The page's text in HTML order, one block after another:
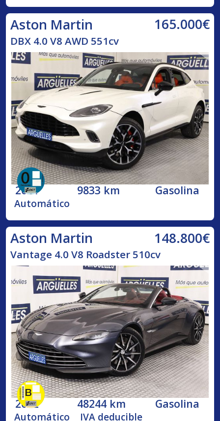
Aston Martin 165.000€
DBX 4.0 V8 AWD 551cv
2021 9833 km Gasolina
Automático
Aston Martin 148.800€
Vantage 4.0 V8 Roadster 510cv
2022 48244 km Gasolina
Automático IVA deducible